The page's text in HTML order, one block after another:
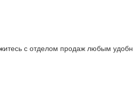
с отделом продаж любым